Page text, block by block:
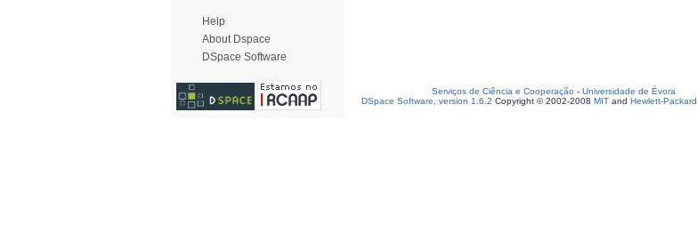
Help
About Dspace
DSpace Software
Serviços de Ciência e Cooperação - Universidade de Évora
DSpace Software, version 1.6.2 Copyright © 2002-2008 MIT and Hewlett-Packard